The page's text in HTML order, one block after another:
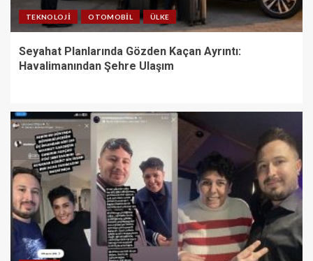
TEKNOLOJI OTOMOBIL ÜLKE
Seyahat Planlarında Gözden Kaçan Ayrıntı:
Havalimanından Şehre Ulaşım